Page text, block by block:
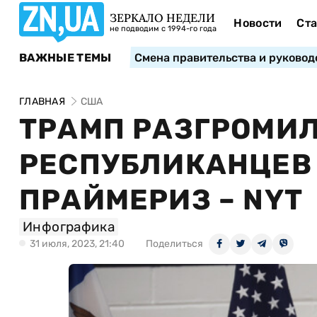
ЗЕРКАЛО НЕДЕЛИ
не подводим с 1994-го года Новости
ВАЖНЫЕ ТЕМЫ Смена правительства и
ГЛАВНАЯ США
ТРАМП
ПРАЙМЕРИЗ – NYT
Инфографика
31 июля, 2023, 21:40 Поделиться